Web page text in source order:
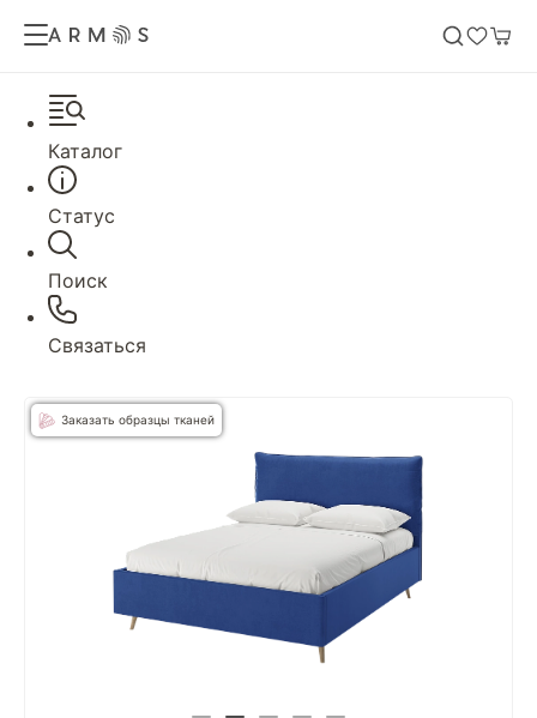
Каталог
Статус
Поиск
Связаться
Заказать образцы тканей